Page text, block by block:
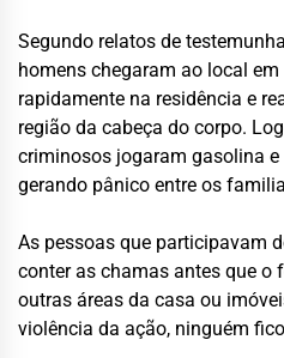
Segundo relatos de
homens chegaram ao local
rapidamente na residência e
região da cabeça do corpo.
criminosos jogaram gasolina
gerando pânico entre os
As pessoas que participavam
conter as chamas antes que o
outras áreas da casa ou
violência da ação, ninguém